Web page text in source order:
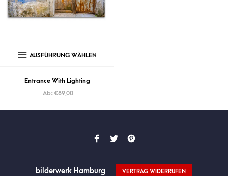
AUSFÜHRUNG WÄHLEN
Entrance With Lighting
Ab: €89,00
bilderwerk Hamburg VERTRAG WIDERRUFEN